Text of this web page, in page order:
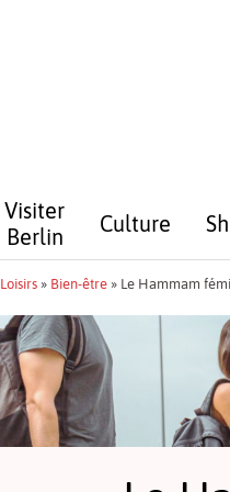
Visiter
Berlin
Culture
Loisirs» Bien-être» Le Hammam